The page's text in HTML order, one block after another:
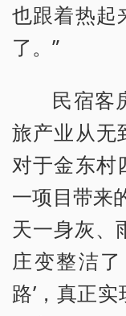
也跟着热起
了。”
民宿客
旅产业从无
对于金东村
一项目带来
天一身灰、
庄变整洁
路’，真正